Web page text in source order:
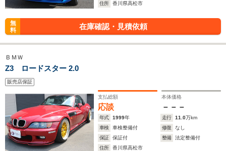
住所
香川県高松市
無
料
在庫確認・見積依頼
ＢＭＷ
Z3 ロードスター 2.0
販売店保証
支払総額
応談
本体価格
－－－
年式 1999年 走行 11.0万km
車検
車検整備付 修復
なし
保証
保証付 整備
法定整備付
住所
香川県高松市